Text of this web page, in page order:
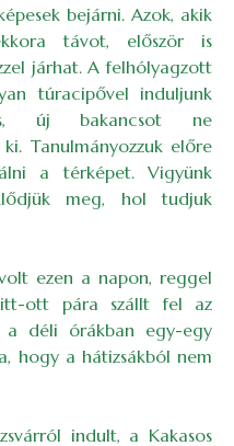
bejárni. Azok, akik
távot, először is
járhat. A felhólyagzott
túracipővel induljunk
új bakancsot ne
Tanulmányozzuk előre
a térképet. Vigyünk
meg, hol tudjuk
ezen a napon, reggel
ott pára szállt fel az
déli órákban egy-egy
hogy a hátizsákból nem
indult, a Kakasos